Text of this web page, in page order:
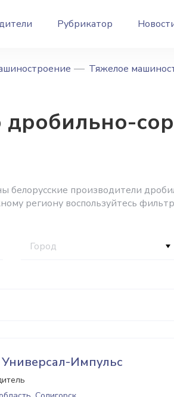
Рубрикатор
Тяжелое
белорусские производители
региону воспользуйтесь
Город
Импульс